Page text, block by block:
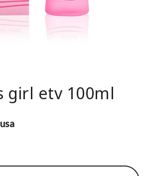
girl etv 100ml